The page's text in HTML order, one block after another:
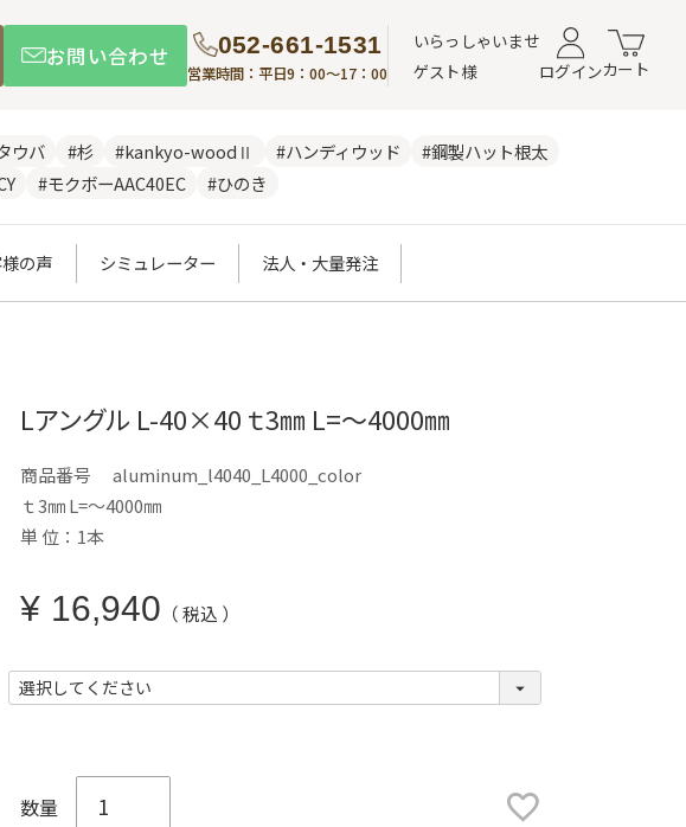
お問い合わせ 052-661-1531
営業時間：平日9：00～17：00
いらっしゃいませ
ゲスト様
ログインカート
ウバ #杉 #kankyo-woodⅡ #ハンディウッド
#鋼製ハット根太
#モクボーAAC40EC #ひのき
の声 シミュレーター 法人・大量発注
Lアングル L-40×40 ｔ3㎜ L=～4000㎜
商品番号
aluminum_l4040_L4000_color
ｔ3㎜ L=～4000㎜
単 位：1本
¥ 16,940 税込